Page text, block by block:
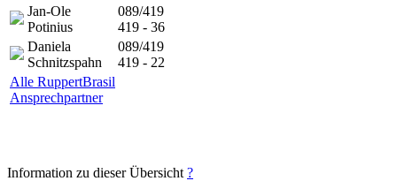
Jan-Ole
Potinius
089/419
419 - 36
Daniela
Schnitzspahn
089/419
419 - 22
Alle RuppertBrasil
Ansprechpartner
Information zu dieser Übersicht ?